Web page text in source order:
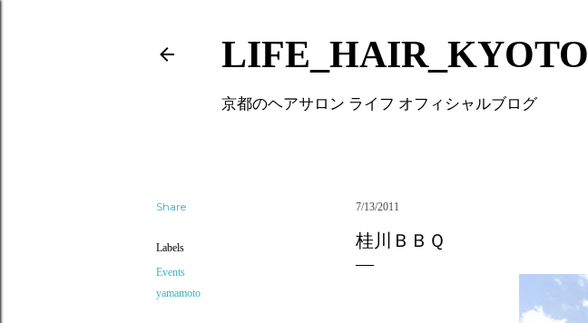
LIFE_HAIR_KYOTO
京都のヘアサロン ライフ オフィシャルブログ
Share
Labels
Events
yamamoto
7/13/2011
桂川ＢＢＱ